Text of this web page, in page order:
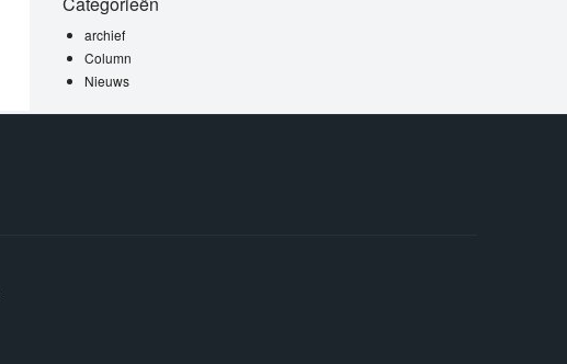
archief
Column
Nieuws